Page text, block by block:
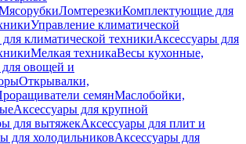
ЛомтерезкиКомплектующие для
Управление климатической
климатической техникиАксессуары для
Мелкая техникаВесы кухонные,
овощей и
Открывалки,
семянМаслобойки,
Аксессуары для крупной
для вытяжекАксессуары для плит и
для холодильниковАксессуары для